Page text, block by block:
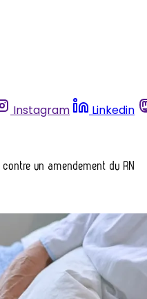
Instagram Linkedin
un amendement du RN